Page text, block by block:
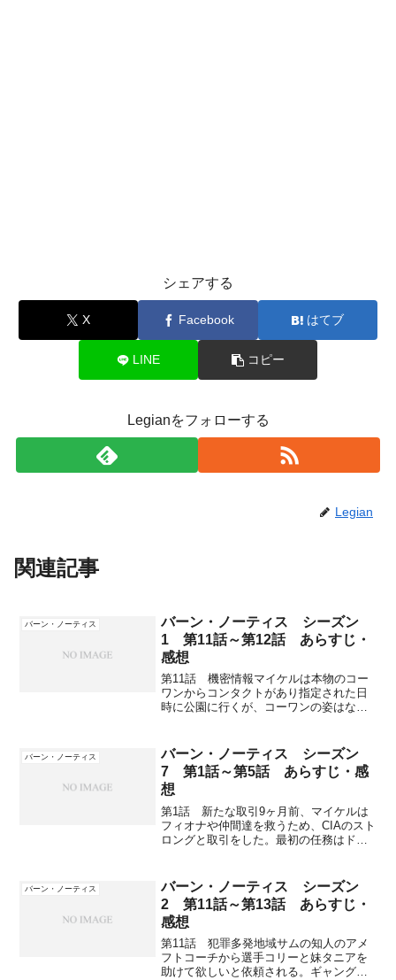
シェアする
X Facebook はてブ
LINE コピー
Legianをフォローする
Legian
関連記事
バーン・ノーティス
バーン・ノーティス シーズン
1 第11話～第12話 あらすじ・
感想
第11話 機密情報マイケルは本物のコー
ワンからコンタクトがあり指定された日
時に公園に行くが、コーワンの姿はなか
主ジリアンは不倫している会社の友達メ
リッサのために、不倫相...
バーン・ノーティス
バーン・ノーティス シーズン
7 第1話～第5話 あらすじ・感
想
第1話 新たな取引9ヶ月前、マイケルは
フィオナや仲間達を救うため、CIAのスト
ロングと取引をした。最初の任務はドミ
とである。酒に溺れた元スパイのマイケ
ルとして潜入し、顔...
バーン・ノーティス
バーン・ノーティス シーズン
2 第11話～第13話 あらすじ・
感想
第11話 犯罪多発地域サムの知人のアメ
フトコーチから選手コリーと妹タニアを
助けて欲しいと依頼される。ギャングの